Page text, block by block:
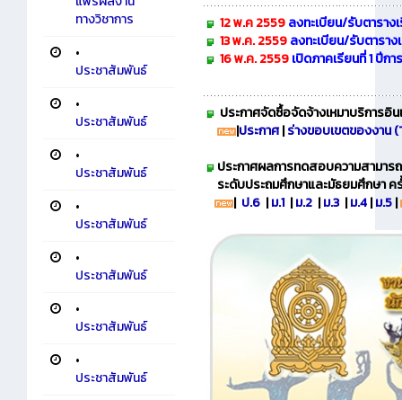
ทางวิชาการ
•
ประชาสัมพันธ์
•
ประชาสัมพันธ์
•
ประชาสัมพันธ์
•
ประชาสัมพันธ์
•
ประชาสัมพันธ์
•
ประชาสัมพันธ์
•
ประชาสัมพันธ์
12 พ.ค 2559ลงทะเบียน/รับตารา
13 พ.ค. 2559ลงทะเบียน/รับตารา
16 พ.ค. 2559เปิดภาคเรียนที่ 1 ปีก
ประกาศจัดซื้อจัดจ้างเหมาบริการอิ
|ประกาศ|ร่างขอบเขตของงาน
ประกาศผลการทดสอบความสามา
ระดับประถมศึกษาและมัธยมศึกษา ค
| ป.6 |ม.1 |ม.2 |ม.3 |ม.4|ม.5|